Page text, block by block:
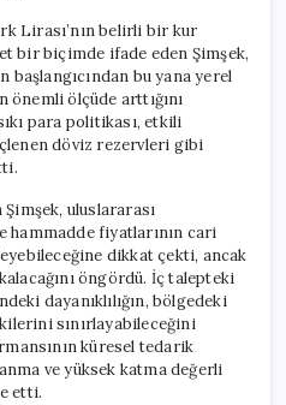
Lirası’nın belirli bir kur
bir biçimde ifade eden Şimşek,
bu yana yerel
ölçüde arttığını
para politikası, etkili
döviz rezervleri gibi
uluslararası
hammadde fiyatlarının cari
dikkat çekti, ancak
öngördü. İç talepteki
dayanıklılığın, bölgedeki
sınırlayabileceğini
küresel tedarik
ve yüksek katma değerli
etti.